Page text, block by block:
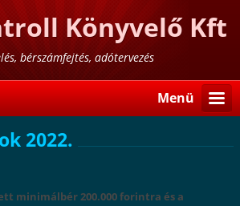
Könyvelő Kft
bérszámfejtés, adótervezés
Menü
2022.
minimálbér 200.000 forintra és a